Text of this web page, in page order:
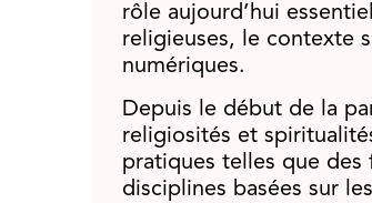
rôle aujourd’hui
religieuses, le contexte
numériques.
Depuis le début de la
religiosités et
pratiques telles que
disciplines basées sur